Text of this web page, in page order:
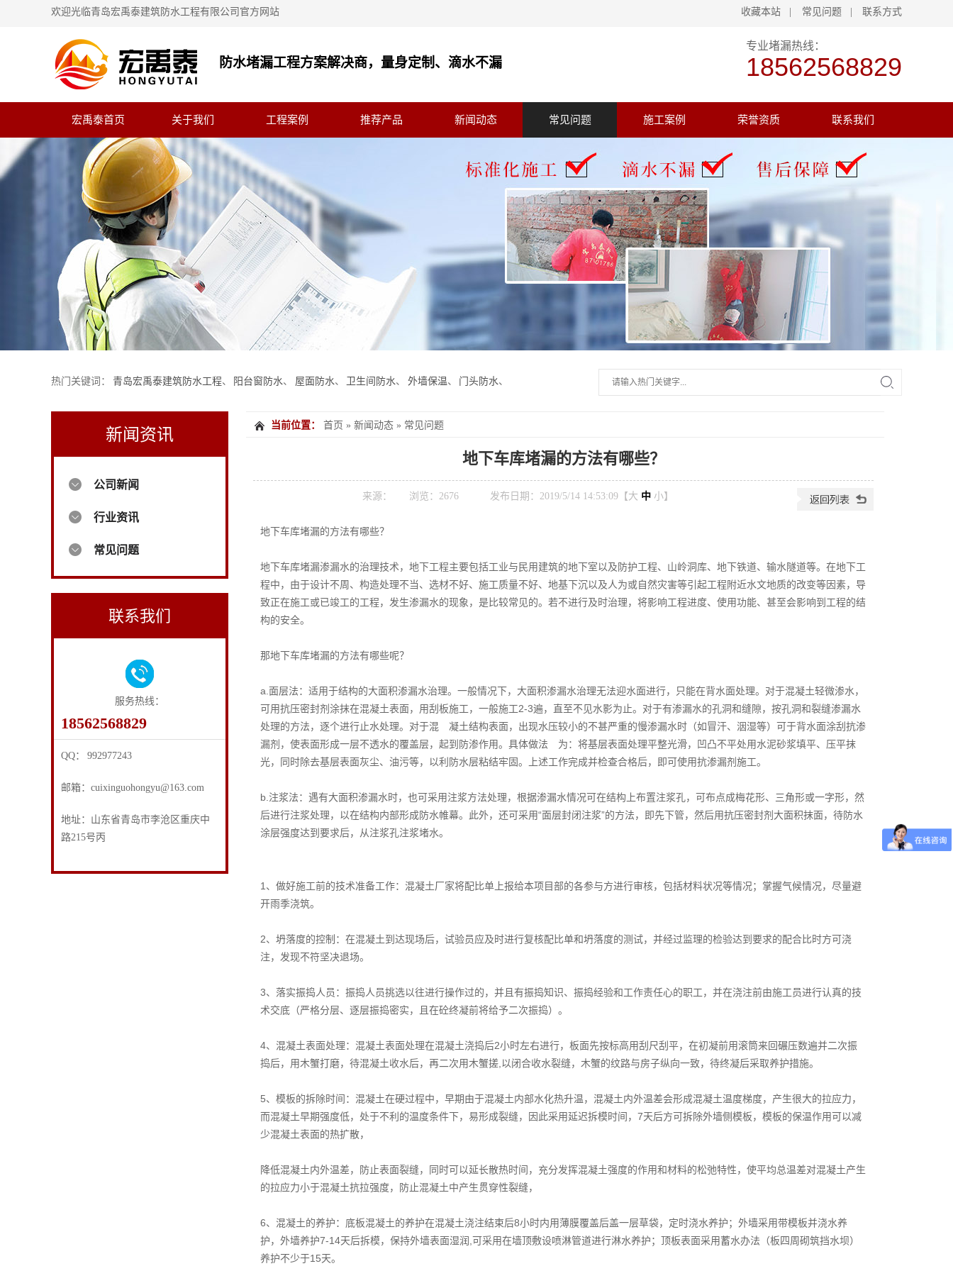
收藏本站 常见问题 联系方式
欢迎光临青岛宏禹泰建筑防水工程有限公司官方网站
防水堵漏工程方案解决商，量身定制、滴水不漏
专业堵漏热线：
18562568829
宏禹泰首页 关于我们 工程案例 推荐产品 新闻动态 常见问题 施工案例 荣誉资质 联系我们
热门关键词： 青岛宏禹泰建筑防水工程、 阳台窗防水、 屋面防水、 卫生间防水、 外墙保温、 门头防水、
新闻资讯
公司新闻
行业资讯
常见问题
联系我们
服务热线：
18562568829
QQ： 992977243
邮箱：cuixinguohongyu@163.com
地址：山东省青岛市李沧区重庆中
路215号丙
当前位置： 首页 » 新闻动态 » 常见问题
地下车库堵漏的方法有哪些？
来源： 浏览： 2676 发布日期：2019/5/14 14:53:09【 大 中 小】
地下车库堵漏的方法有哪些？
地下车库堵漏渗漏水的治理技术，地下工程主要包括工业与民用建筑的地下室以及防护工程、山岭洞库、地下铁道、输水隧道等。在地下工
程中，由于设计不周、构造处理不当、选材不好、施工质量不好、地基下沉以及人为或自然灾害等引起工程附近水文地质的改变等因素，导
致正在施工或已竣工的工程，发生渗漏水的现象，是比较常见的。若不进行及时治理，将影响工程进度、使用功能、甚至会影响到工程的结
构的安全。
那地下车库堵漏的方法有哪些呢？
a.面层法：适用于结构的大面积渗漏水治理。一般情况下，大面积渗漏水治理无法迎水面进行，只能在背水面处理。对于混凝土轻微渗水，
可用抗压密封剂涂抹在混凝土表面，用刮板施工，一般施工2-3遍，直至不见水影为止。对于有渗漏水的孔洞和缝隙，按孔洞和裂缝渗漏水
处理的方法，逐个进行止水处理。对于混 凝土结构表面，出现水压较小的不甚严重的慢渗漏水时（如冒汗、洇湿等）可于背水面涂刮抗渗
漏剂，使表面形成一层不透水的覆盖层，起到防渗作用。具体做法 为：将基层表面处理平整光滑，凹凸不平处用水泥砂浆填平、压平抹
光，同时除去基层表面灰尘、油污等，以利防水层粘结牢固。上述工作完成并检查合格后，即可使用抗渗漏剂施工。
b.注浆法：遇有大面积渗漏水时，也可采用注浆方法处理，根据渗漏水情况可在结构上布置注浆孔，可布点成梅花形、三角形或一字形，然
后进行注浆处理，以在结构内部形成防水帷幕。此外，还可采用“面层封闭注浆”的方法，即先下管，然后用抗压密封剂大面积抹面，待防水
涂层强度达到要求后，从注浆孔注浆堵水。
1、做好施工前的技术准备工作：混凝土厂家将配比单上报给本项目部的各参与方进行审核，包括材料状况等情况；掌握气候情况，尽量避
开雨季浇筑。
2、坍落度的控制：在混凝土到达现场后，试验员应及时进行复核配比单和坍落度的测试，并经过监理的检验达到要求的配合比时方可浇
注，发现不符坚决退场。
3、落实振捣人员：振捣人员挑选以往进行操作过的，并且有振捣知识、振捣经验和工作责任心的职工，并在浇注前由施工员进行认真的技
术交底（严格分层、逐层振捣密实，且在砼终凝前将给予二次振捣）。
4、混凝土表面处理：混凝土表面处理在混凝土浇捣后2小时左右进行，板面先按标高用刮尺刮平，在初凝前用滚筒来回碾压数遍并二次振
捣后，用木蟹打磨，待混凝土收水后，再二次用木蟹搓,以闭合收水裂缝，木蟹的纹路与房子纵向一致，待终凝后采取养护措施。
5、模板的拆除时间：混凝土在硬过程中，早期由于混凝土内部水化热升温，混凝土内外温差会形成混凝土温度梯度，产生很大的拉应力，
而混凝土早期强度低，处于不利的温度条件下，易形成裂缝，因此采用延迟拆模时间，7天后方可拆除外墙侧模板，模板的保温作用可以减
少混凝土表面的热扩散，
降低混凝土内外温差，防止表面裂缝，同时可以延长散热时间，充分发挥混凝土强度的作用和材料的松弛特性，使平均总温差对混凝土产生
的拉应力小于混凝土抗拉强度，防止混凝土中产生贯穿性裂缝，
6、混凝土的养护：底板混凝土的养护在混凝土浇注结束后8小时内用薄膜覆盖后盖一层草袋，定时浇水养护；外墙采用带模板并浇水养
护，外墙养护7-14天后拆模，保持外墙表面湿润,可采用在墙顶敷设喷淋管道进行淋水养护；顶板表面采用蓄水办法（板四周砌筑挡水坝）
养护不少于15天。